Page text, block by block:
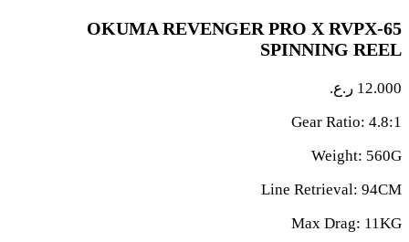
OKUMA REVENGER PRO X RVPX-65
SPINNING REEL
12.000 ر.ع.
Gear Ratio: 4.8:1
Weight: 560G
Line Retrieval: 94CM
Max Drag: 11KG